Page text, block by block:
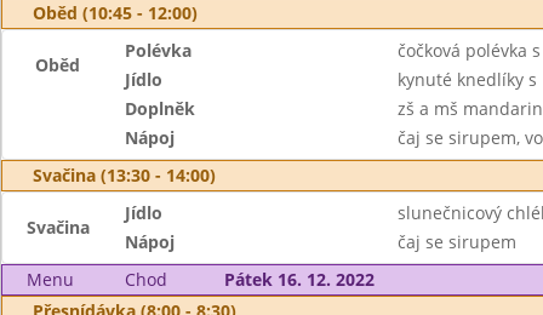
Oběd (10:45 - 12:00)
Oběd
Polévka
čočková polévka
Jídlo
kynuté knedlíky
Doplněk
zš a mš
Nápoj
čaj se sirupem,
Svačina (13:30 - 14:00)
Svačina
Jídlo
slunečnicový
Nápoj
čaj se sirupem
Menu
Chod
Pátek 16. 12. 2022